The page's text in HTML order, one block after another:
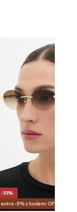
-10%
extra -5% z kodem: OFF*